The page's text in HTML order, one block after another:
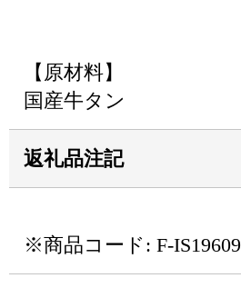
【原材料】
国産牛タン
返礼品注記
※商品コード: F-IS19609